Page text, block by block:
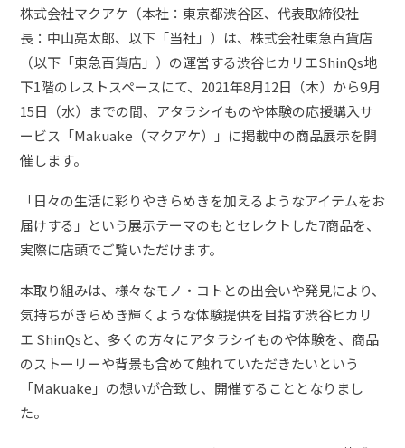
株式会社マクアケ（本社：東京都渋谷区、代表取締役社
長：中山亮太郎、以下「当社」）は、株式会社東急百貨店
（以下「東急百貨店」）の運営する渋谷ヒカリエShinQs地
下1階のレストスペースにて、2021年8月12日（木）から9月
15日（水）までの間、アタラシイものや体験の応援購入サ
ービス「Makuake（マクアケ）」に掲載中の商品展示を開
催します。
「日々の生活に彩りやきらめきを加えるようなアイテムをお
届けする」という展示テーマのもとセレクトした7商品を、
実際に店頭でご覧いただけます。
本取り組みは、様々なモノ・コトとの出会いや発見により、
気持ちがきらめき輝くような体験提供を目指す渋谷ヒカリ
エ ShinQsと、多くの方々にアタラシイものや体験を、商品
のストーリーや背景も含めて触れていただきたいという
「Makuake」の想いが合致し、開催することとなりまし
た。